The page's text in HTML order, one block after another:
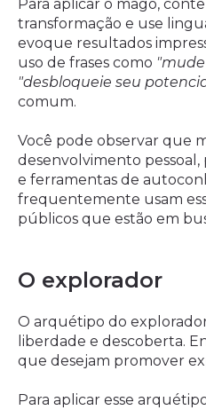
Para aplicar o mago,
transformação e use
evoque resultados
uso de frases como
"desbloqueie seu
comum.
Você pode observar que
desenvolvimento
e ferramentas de
frequentemente usam
públicos que estão em
O explorador
O arquétipo do
liberdade e descoberta.
que desejam promover
Para aplicar esse